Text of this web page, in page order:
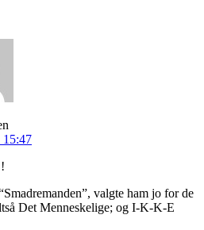
15:47
valgte ham jo for de
Det Menneskelige; og I-K-K-E